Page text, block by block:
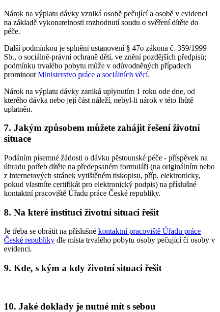
Nárok na výplatu dávky vzniká osobě pečující a osobě v evidenci
na základě vykonatelnosti rozhodnutí soudu o svěření dítěte do
péče.
Další podmínkou je splnění ustanovení § 47o zákona č. 359/1999
Sb., o sociálně-právní ochraně dětí, ve znění pozdějších předpisů;
podmínku trvalého pobytu může v odůvodněných případech
prominout Ministerstvo práce a sociálních věcí.
Nárok na výplatu dávky zaniká uplynutím 1 roku ode dne, od
kterého dávka nebo její část náleží, nebyl-li nárok v této lhůtě
uplatněn.
7. Jakým způsobem můžete zahájit řešení životní
situace
Podáním písemné žádosti o dávku pěstounské péče - příspěvek na
úhradu potřeb dítěte na předepsaném formuláři (na originálním nebo
z internetových stránek vytištěném tiskopisu, příp. elektronicky,
pokud vlastníte certifikát pro elektronický podpis) na příslušné
kontaktní pracoviště Úřadu práce České republiky.
8. Na které instituci životní situaci řešit
Je třeba se obrátit na příslušné kontaktní pracoviště Úřadu práce
České republiky dle místa trvalého pobytu osoby pečující či osoby v
evidenci.
9. Kde, s kým a kdy životní situaci řešit
10. Jaké doklady je nutné mít s sebou